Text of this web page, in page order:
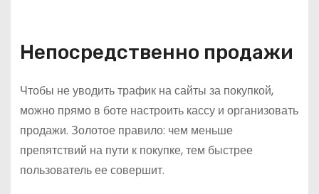
Непосредственно продажи
Чтобы не уводить трафик на сайты за покупкой,
можно прямо в боте настроить кассу и организовать
продажи. Золотое правило: чем меньше
препятствий на пути к покупке, тем быстрее
пользователь ее совершит.